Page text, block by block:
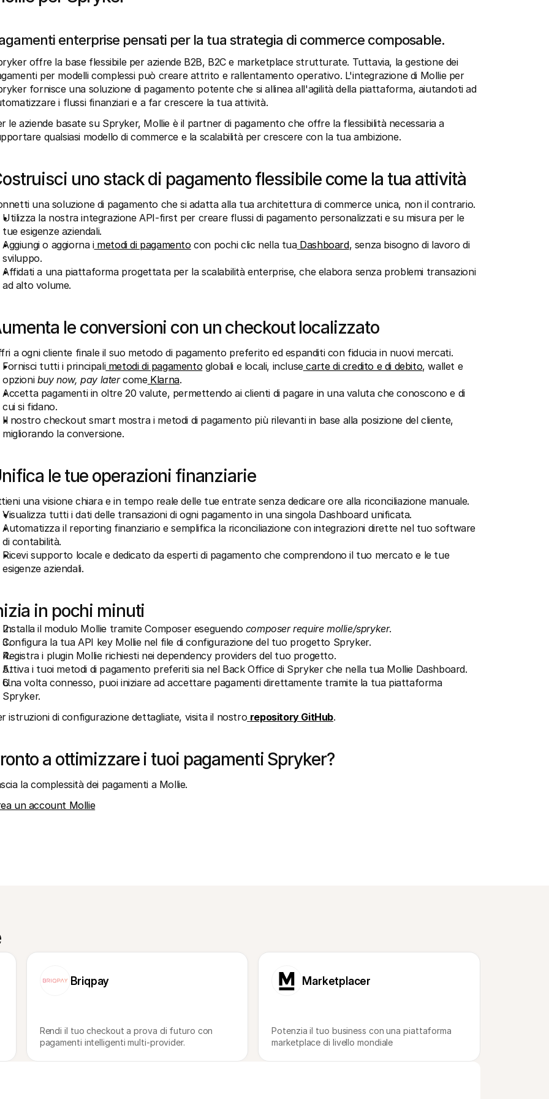
enterprise pensati per la tua strategia di commerce composable.
offre la base flessibile per aziende B2B, B2C e marketplace strutturate. Tuttavia, la gestione dei
per modelli complessi può creare attrito e rallentamento operativo. L'integrazione di Mollie per
fornisce una soluzione di pagamento potente che si allinea all'agilità della piattaforma, aiutandoti ad
i flussi finanziari e a far crescere la tua attività.
le aziende basate su Spryker, Mollie è il partner di pagamento che offre la flessibilità necessaria a
qualsiasi modello di commerce e la scalabilità per crescere con la tua ambizione.
uno stack di pagamento flessibile come la tua attività
una soluzione di pagamento che si adatta alla tua architettura di commerce unica, non il contrario.
Utilizza la nostra integrazione API-first per creare flussi di pagamento personalizzati e su misura per le
tue esigenze aziendali.
Aggiungi o aggiorna i metodi di pagamento con pochi clic nella tua Dashboard, senza bisogno di lavoro di
sviluppo.
Affidati a una piattaforma progettata per la scalabilità enterprise, che elabora senza problemi transazioni
ad alto volume.
le conversioni con un checkout localizzato
a ogni cliente finale il suo metodo di pagamento preferito ed espanditi con fiducia in nuovi mercati.
Fornisci tutti i principali metodi di pagamento globali e locali, incluse carte di credito e di debito, wallet e
opzioni buy now, pay later come Klarna.
Accetta pagamenti in oltre 20 valute, permettendo ai clienti di pagare in una valuta che conoscono e di
cui si fidano.
Il nostro checkout smart mostra i metodi di pagamento più rilevanti in base alla posizione del cliente,
migliorando la conversione.
le tue operazioni finanziarie
una visione chiara e in tempo reale delle tue entrate senza dedicare ore alla riconciliazione manuale.
Visualizza tutti i dati delle transazioni di ogni pagamento in una singola Dashboard unificata.
Automatizza il reporting finanziario e semplifica la riconciliazione con integrazioni dirette nel tuo software
di contabilità.
Ricevi supporto locale e dedicato da esperti di pagamento che comprendono il tuo mercato e le tue
esigenze aziendali.
in pochi minuti
Installa il modulo Mollie tramite Composer eseguendo composer require mollie/spryker.
Configura la tua API key Mollie nel file di configurazione del tuo progetto Spryker.
Registra i plugin Mollie richiesti nei dependency providers del tuo progetto.
Attiva i tuoi metodi di pagamento preferiti sia nel Back Office di Spryker che nella tua Mollie Dashboard.
Una volta connesso, puoi iniziare ad accettare pagamenti direttamente tramite la tua piattaforma
Spryker.
istruzioni di configurazione dettagliate, visita il nostro repository GitHub.
a ottimizzare i tuoi pagamenti Spryker?
la complessità dei pagamenti a Mollie.
un account Mollie
Briqpay
Rendi il tuo checkout a prova di futuro con
pagamenti intelligenti multi-provider.
Marketplacer
Potenzia il tuo business con una piattaforma
marketplace di livello mondiale